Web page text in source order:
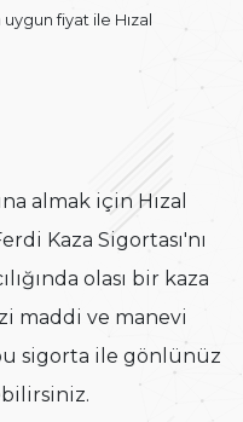
fiyat ile Hızal
almak için Hızal
Kaza Sigortası'nı
olası bir kaza
maddi ve manevi
sigorta ile gönlünüz